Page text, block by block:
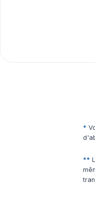
*
**